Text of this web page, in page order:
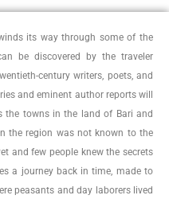
its way through some of the
be discovered by the traveler
century writers, poets, and
and eminent author reports will
the towns in the land of Bari and
the region was not known to the
and few people knew the secrets
a journey back in time, made to
peasants and day laborers lived